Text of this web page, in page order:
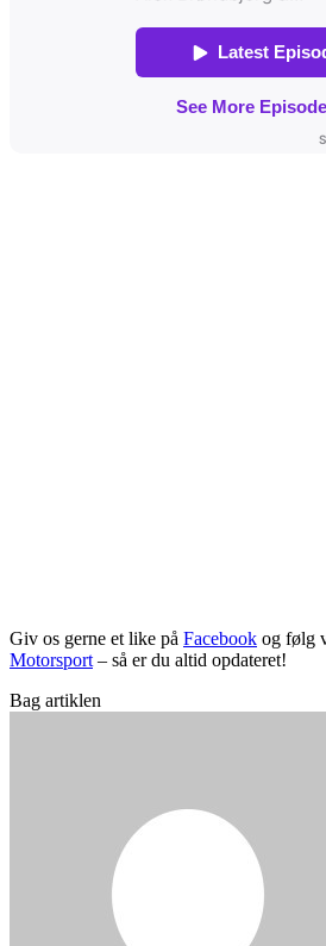
Giv os gerne et like på Facebook og følg
Motorsport– så er du altid opdateret!
Bag artiklen